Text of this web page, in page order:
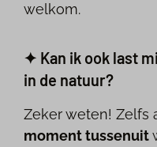
welkom.
✦ Kan ik ook last
in de natuur?
Zeker weten! Zelfs
moment tussenuit